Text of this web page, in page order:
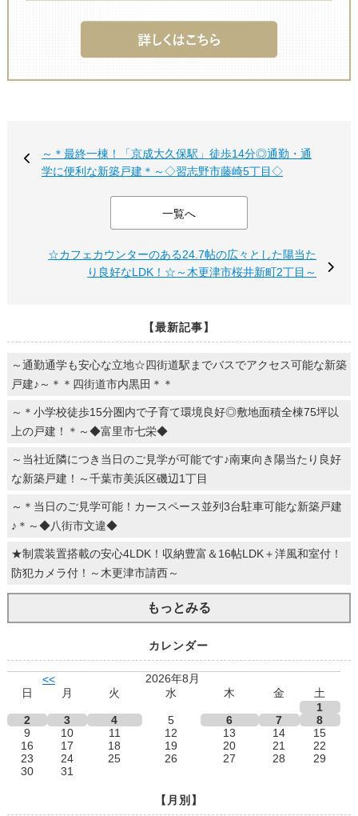
～＊最終一棟！「京成大久保駅」徒歩14分◎通勤・通
学に便利な新築戸建＊～◇習志野市藤崎5丁目◇
一覧へ
☆カフェカウンターのある24.7帖の広々とした陽当た
り良好なLDK！☆～木更津市桜井新町2丁目～
【最新記事】
～通勤通学も安心な立地☆四街道駅までバスでアクセス可能な新築
戸建♪～＊＊四街道市内黒田＊＊
～＊小学校徒歩15分圏内で子育て環境良好◎敷地面積全棟75坪以
上の戸建！＊～◆富里市七栄◆
～当社近隣につき当日のご見学が可能です♪南東向き陽当たり良好
な新築戸建！～千葉市美浜区磯辺1丁目
～＊当日のご見学可能！カースペース並列3台駐車可能な新築戸建
♪＊～◆八街市文違◆
★制震装置搭載の安心4LDK！収納豊富＆16帖LDK＋洋風和室付！
防犯カメラ付！～木更津市請西～
もっとみる
カレンダー
<<
2026年8月
日
月 火 水 木 金
土
1
2
3 4 5 6 7
8
9
10 11 12 13 14
15
16
17 18 19 20 21
22
23
24 25 26 27 28
29
30
31
【月別】